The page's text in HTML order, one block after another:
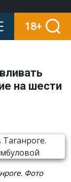
18+
на шести
Фото